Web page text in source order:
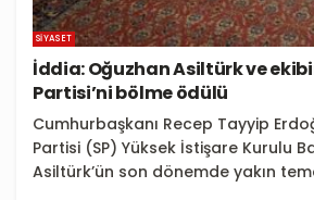
SIYASET
İddia: Oğuzhan Asiltürk ve
Partisi’ni bölme ödülü
Cumhurbaşkanı Recep Tayyip
Partisi (SP) Yüksek İstişare Kurulu
Asiltürk’ün son dönemde yakın